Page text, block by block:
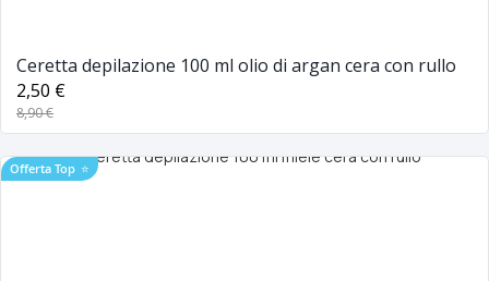
Ceretta depilazione 100 ml olio di argan cera con rullo
2,50 €
8,90 €
Offerta Top ⭐